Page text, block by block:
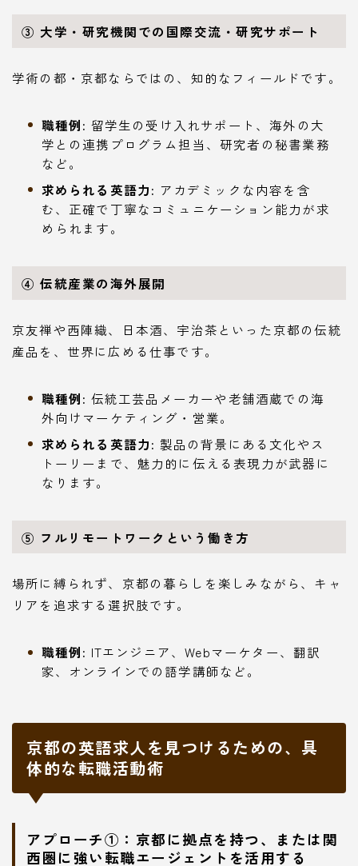
③ 大学・研究機関での国際交流・研究サポート
学術の都・京都ならではの、知的なフィールドです。
職種例: 留学生の受け入れサポート、海外の大
学との連携プログラム担当、研究者の秘書業務
など。
求められる英語力: アカデミックな内容を含
む、正確で丁寧なコミュニケーション能力が求
められます。
④ 伝統産業の海外展開
京友禅や西陣織、日本酒、宇治茶といった京都の伝統
産品を、世界に広める仕事です。
職種例: 伝統工芸品メーカーや老舗酒蔵での海
外向けマーケティング・営業。
求められる英語力: 製品の背景にある文化やス
トーリーまで、魅力的に伝える表現力が武器に
なります。
⑤ フルリモートワークという働き方
場所に縛られず、京都の暮らしを楽しみながら、キャ
リアを追求する選択肢です。
職種例: ITエンジニア、Webマーケター、翻訳
家、オンラインでの語学講師など。
京都の英語求人を見つけるための、具
体的な転職活動術
アプローチ①：京都に拠点を持つ、または関
西圏に強い転職エージェントを活用する